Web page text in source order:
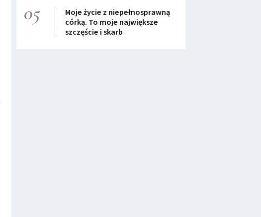
05
Moje życie z niepełnosprawną
córką. To moje największe
szczęście i skarb